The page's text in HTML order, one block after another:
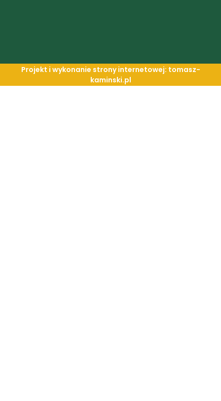
Projekt i wykonanie strony internetowej: tomasz-
kaminski.pl